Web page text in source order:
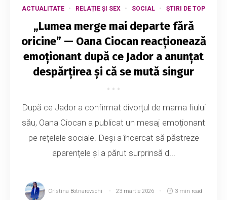
ACTUALITATE RELAȚIE ȘI SEX SOCIAL ȘTIRI DE TOP
„Lumea merge mai departe fără
oricine” — Oana Ciocan reacționează
emoționant după ce Jador a anunțat
despărțirea și că se mută singur
După ce Jador a confirmat divorțul de mama fiului
său, Oana Ciocan a publicat un mesaj emoționant
pe rețelele sociale. Deși a încercat să păstreze
aparențele și a părut surprinsă d...
Cristina Botnarevschi 23 martie 2026 3 min read